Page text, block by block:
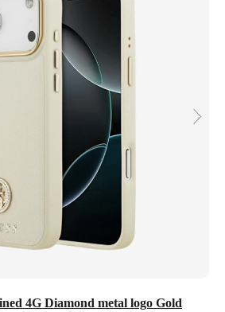
4G Diamond metal logo Gold